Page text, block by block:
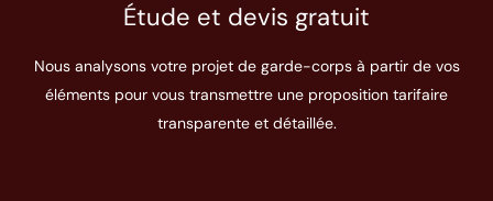
Étude et devis gratuit
Nous analysons votre projet de garde-corps à partir de vos
éléments pour vous transmettre une proposition tarifaire
transparente et détaillée.